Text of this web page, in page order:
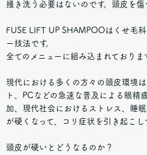
搔き洗う必要はないのです。頭皮を傷
FUSE LIFT UP SHAMPOOはくせ毛
ー技法です。
全てのメニューに組み込まれておりま
現代における多くの方々の頭皮環境
ト、PCなどの急速な普及による眼精
加、現代社会におけるストレス、睡
が硬くなって、コリ症状を引き起こし
頭皮が硬いとどうなるのか？